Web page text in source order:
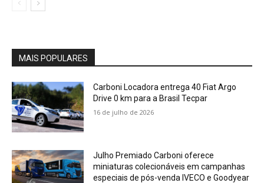
MAIS POPULARES
Carboni Locadora entrega 40 Fiat Argo
Drive 0 km para a Brasil Tecpar
16 de julho de 2026
Julho Premiado Carboni oferece
miniaturas colecionáveis em campanhas
especiais de pós-venda IVECO e Goodyear